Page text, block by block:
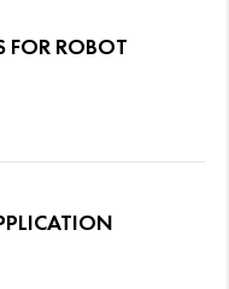
FOR ROBOT